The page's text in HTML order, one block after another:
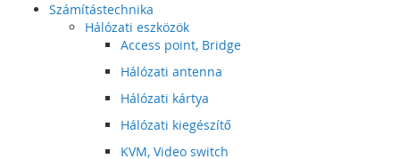
Számítástechnika
Hálózati eszközök
Access point, Bridge
Hálózati antenna
Hálózati kártya
Hálózati kiegészítő
KVM, Video switch